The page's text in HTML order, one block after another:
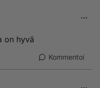
on hyvä
Kommentoi